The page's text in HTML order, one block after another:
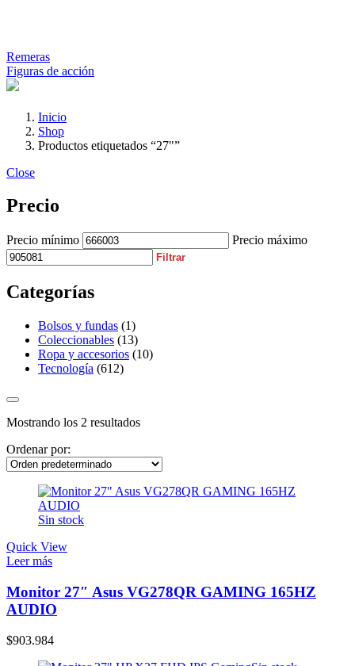
Remeras
Figuras de acción
Inicio
Shop
Productos etiquetados “27"”
Close
Precio
Precio mínimo Precio máximo
Filtrar
Categorías
Bolsos y fundas (1)
Coleccionables (13)
Ropa y accesorios (10)
Tecnología (612)
Mostrando los 2 resultados
Ordenar por:
Sin stock
Quick View
Leer más
Monitor 27″ Asus VG278QR GAMING 165HZ
AUDIO
$903.984